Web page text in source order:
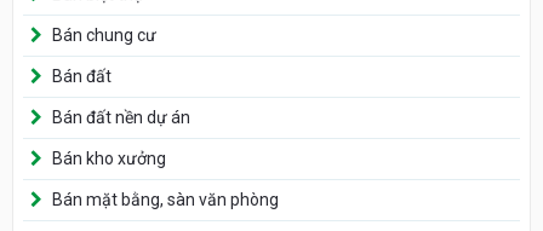
Bán chung cư
Bán đất
Bán đất nền dự án
Bán kho xưởng
Bán mặt bằng, sàn văn phòng